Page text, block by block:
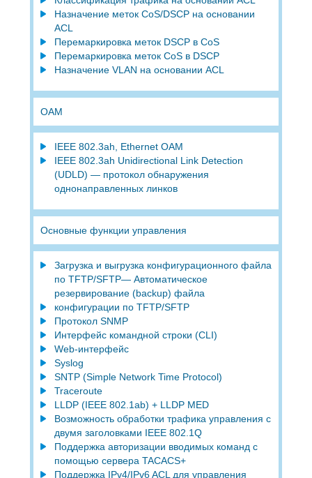
Назначение меток CoS/DSCP на основании
ACL
Перемаркировка меток DSCP в CoS
Перемаркировка меток CoS в DSCP
Назначение VLAN на основании ACL
OAM
IEEE 802.3ah, Ethernet OAM
IEEE 802.3ah Unidirectional Link Detection
(UDLD) — протокол обнаружения
однонаправленных линков
Основные функции управления
Загрузка и выгрузка конфигурационного файла
по TFTP/SFTP— Автоматическое
резервирование (backup) файла
конфигурации по TFTP/SFTP
Протокол SNMP
Интерфейс командной строки (CLI)
Web-интерфейс
Syslog
SNTP (Simple Network Time Protocol)
Traceroute
LLDP (IEEE 802.1ab) + LLDP MED
Возможность обработки трафика управления с
двумя заголовками IEEE 802.1Q
Поддержка авторизации вводимых команд с
помощью сервера TACACS+
Поддержка IPv4/IPv6 ACL для управления